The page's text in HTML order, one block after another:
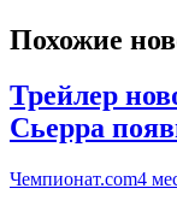
Похожие
Трейлер
Сьерра
Чемпионат.com4